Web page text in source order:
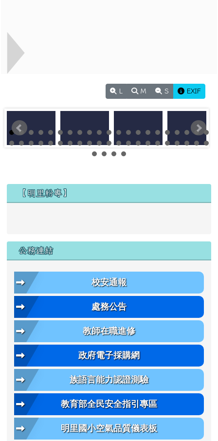
M S EXIF
左邊區域內容
【明里粉專】
公務連結
校安通報
處務公告
教師在職進修
政府電子採購網
族語言能力認證測驗
教育部全民安全指引專區
明里國小空氣品質儀表板